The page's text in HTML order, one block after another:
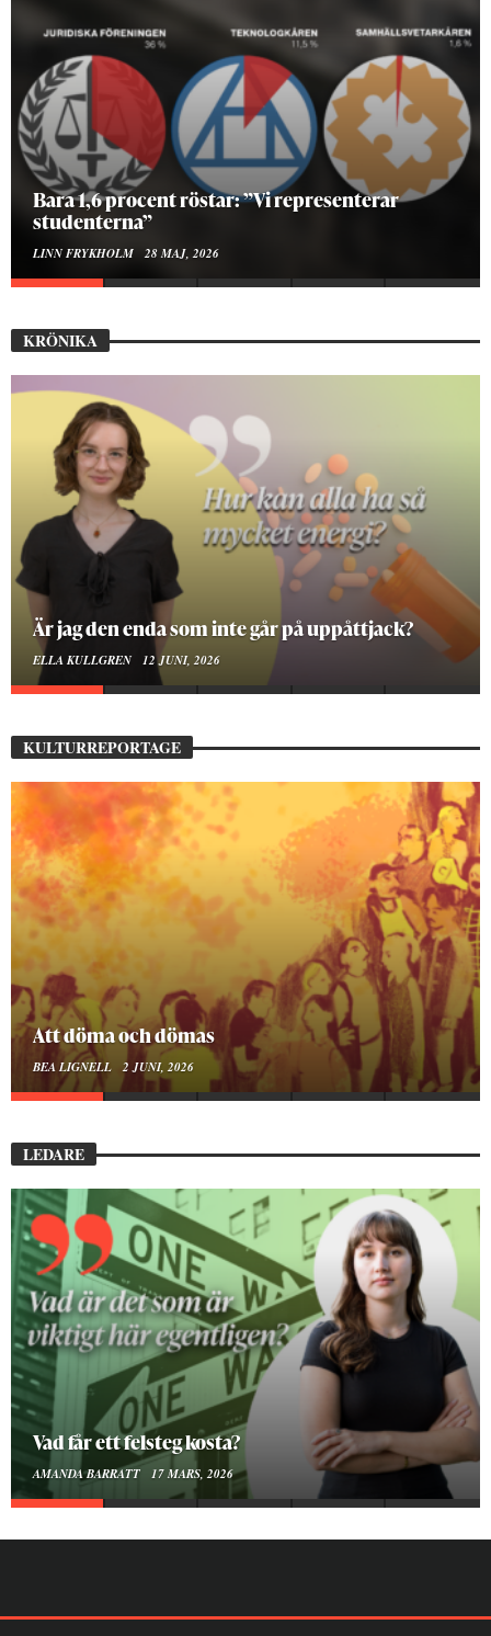
Hur bygger man en Lundakarneval?
ELISE RALSTON SAMUELSON 24 MAJ, 2026
KRÖNIKA
På stadsbiblioteket hittar jag det mänskliga
MOA LINDROTH 10 JUNI, 2026
KULTURREPORTAGE
Mellan ånger och ältande
BEA LIGNELL 23 MARS, 2026
LEDARE
Att vara en kropp
SMILLA SUNDÉN PETTERSSON 30 JANUARI, 2026